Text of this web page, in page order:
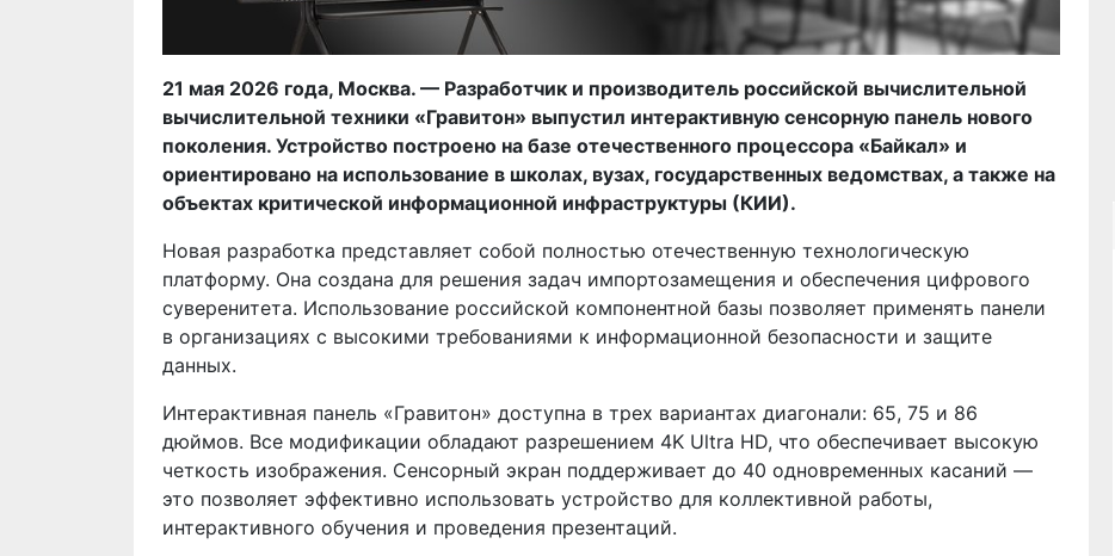
21 мая 2026 года, Москва. — Разработчик и производитель российской вычислительной
вычислительной техники «Гравитон» выпустил интерактивную сенсорную панель нового
поколения. Устройство построено на базе отечественного процессора «Байкал» и
ориентировано на использование в школах, вузах, государственных ведомствах, а также на
объектах критической информационной инфраструктуры (КИИ).
Новая разработка представляет собой полностью отечественную технологическую
платформу. Она создана для решения задач импортозамещения и обеспечения цифрового
суверенитета. Использование российской компонентной базы позволяет применять панели
в организациях с высокими требованиями к информационной безопасности и защите
данных.
Интерактивная панель «Гравитон» доступна в трех вариантах диагонали: 65, 75 и 86
дюймов. Все модификации обладают разрешением 4K Ultra HD, что обеспечивает высокую
четкость изображения. Сенсорный экран поддерживает до 40 одновременных касаний —
это позволяет эффективно использовать устройство для коллективной работы,
интерактивного обучения и проведения презентаций.